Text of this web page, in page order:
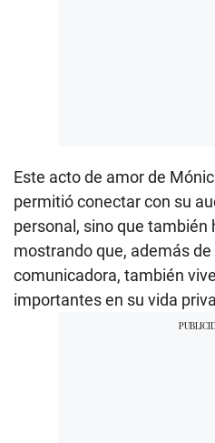
Este acto de amor de
permitió conectar con su
personal, sino que también
mostrando que, además
comunicadora, también
importantes en su vida